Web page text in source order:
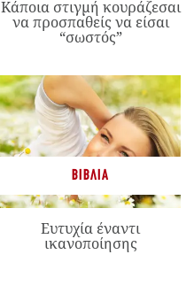
Κάποια στιγμή κουράζεσαι
να προσπαθείς να είσαι
“σωστός”
ΒΙΒΛΊΑ
Ευτυχία έναντι
ικανοποίησης